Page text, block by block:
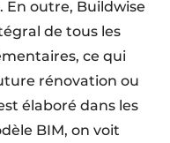
En outre, Buildwise
de tous les
ce qui
rénovation ou
élaboré dans les
BIM, on voit